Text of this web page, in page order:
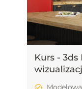
Kurs - 3ds